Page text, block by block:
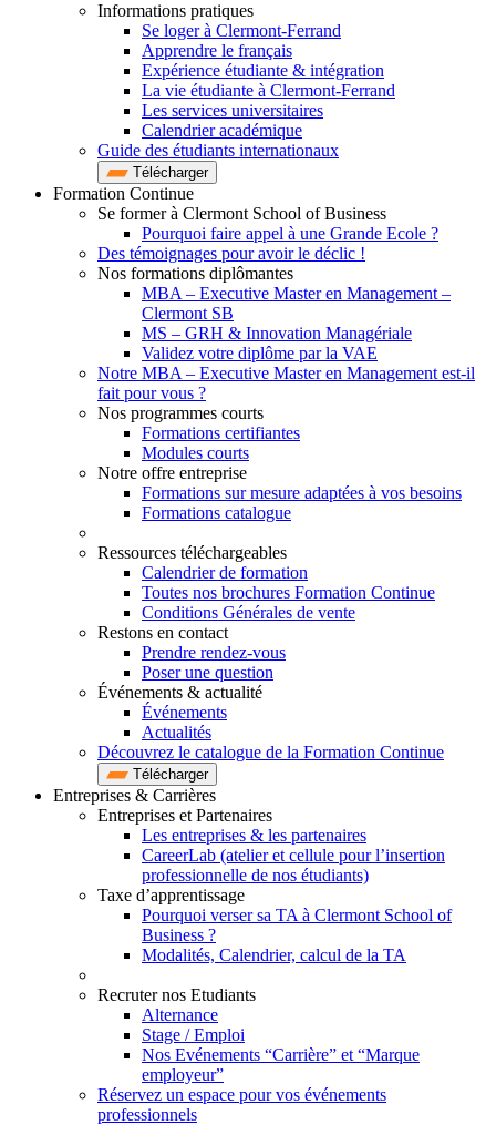
Informations pratiques
Se loger à Clermont-Ferrand
Apprendre le français
Expérience étudiante & intégration
La vie étudiante à Clermont-Ferrand
Les services universitaires
Calendrier académique
Guide des étudiants internationaux
Télécharger
Formation Continue
Se former à Clermont School of Business
Pourquoi faire appel à une Grande Ecole ?
Des témoignages pour avoir le déclic !
Nos formations diplômantes
MBA – Executive Master en Management –
Clermont SB
MS – GRH & Innovation Managériale
Validez votre diplôme par la VAE
Notre MBA – Executive Master en Management est-il
fait pour vous ?
Nos programmes courts
Formations certifiantes
Modules courts
Notre offre entreprise
Formations sur mesure adaptées à vos besoins
Formations catalogue
Ressources téléchargeables
Calendrier de formation
Toutes nos brochures Formation Continue
Conditions Générales de vente
Restons en contact
Prendre rendez-vous
Poser une question
Événements & actualité
Événements
Actualités
Découvrez le catalogue de la Formation Continue
Télécharger
Entreprises & Carrières
Entreprises et Partenaires
Les entreprises & les partenaires
CareerLab (atelier et cellule pour l’insertion
professionnelle de nos étudiants)
Taxe d’apprentissage
Pourquoi verser sa TA à Clermont School of
Business ?
Modalités, Calendrier, calcul de la TA
Recruter nos Etudiants
Alternance
Stage / Emploi
Nos Evénements “Carrière” et “Marque
employeur”
Réservez un espace pour vos événements
professionnels